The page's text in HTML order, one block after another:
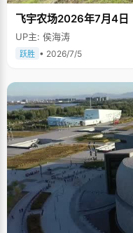
飞宇农场2026年7月4日
UP主: 侯海涛
跃胜 • 2026/7/5